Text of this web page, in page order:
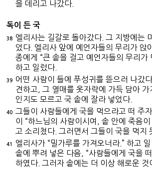
을 데리고 나갔다.
독이 든 국
38
엘리사는 길갈로 돌아갔다. 그 지방에는
었다. 엘리사 앞에 예언자들의 무리가 앉
종에게 “큰 솥을 걸고 예언자들의 무리가
하고 일렀다.
39
어떤 사람이 들에 푸성귀를 뜯으러 나갔
견하고, 그 열매를 옷자락에 가득 담아 가
인지도 모르고 국 솥에 잘라 넣었다.
40
그들이 사람들에게 국을 먹으라고 떠 주
이 “하느님의 사람이시여, 솥 안에 죽음
고 소리쳤다. 그러면서 그들이 국을 먹지
41
엘리사가 “밀가루를 가져오너라.” 하고
솥에 뿌려 넣은 다음, “사람들에게 국을
하였다. 그러자 솥에는 더 이상 해로운 것